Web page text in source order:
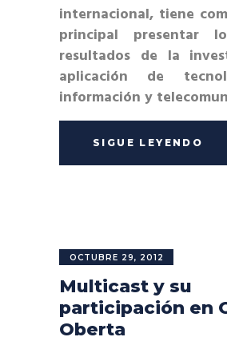
internacional, tiene
principal presentar
resultados de la
aplicación de
información y
SIGUE LEYENDO
OCTUBRE 29, 2012
Multicast y su
participación en
Oberta